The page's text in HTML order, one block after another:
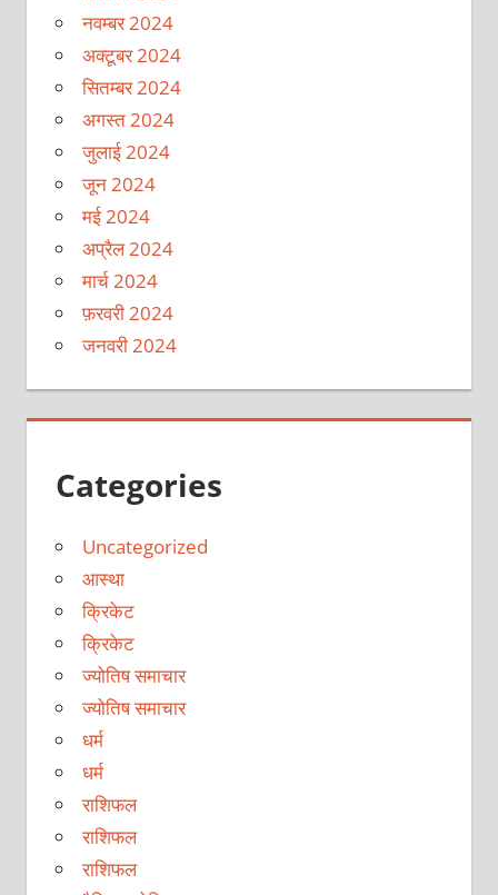
नवम्बर 2024
अक्टूबर 2024
सितम्बर 2024
अगस्त 2024
जुलाई 2024
जून 2024
मई 2024
अप्रैल 2024
मार्च 2024
फ़रवरी 2024
जनवरी 2024
Categories
Uncategorized
आस्था
क्रिकेट
क्रिकेट
ज्योतिष समाचार
ज्योतिष समाचार
धर्म
धर्म
राशिफल
राशिफल
राशिफल